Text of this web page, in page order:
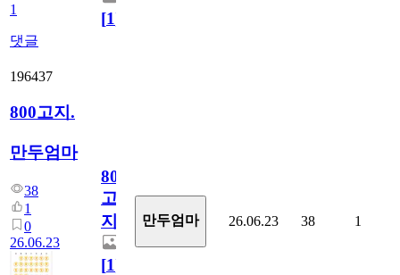
1
댓글
[1]
196437
800고지.
만두엄마
38
1
0
26.06.23
800
고
지.
[1]
만두엄마 26.06.23 38 1